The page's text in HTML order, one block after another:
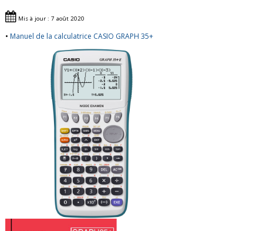
Mis à jour : 7 août 2020
• Manuel de la calculatrice CASIO GRAPH 35+